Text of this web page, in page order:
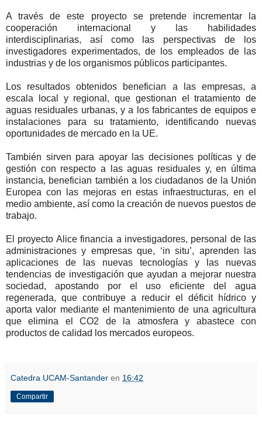
A través de este proyecto se pretende incrementar la
cooperación internacional y las habilidades
interdisciplinarias, así como las perspectivas de los
investigadores experimentados, de los empleados de las
industrias y de los organismos públicos participantes.
Los resultados obtenidos benefician a las empresas, a
escala local y regional, que gestionan el tratamiento de
aguas residuales urbanas, y a los fabricantes de equipos e
instalaciones para su tratamiento, identificando nuevas
oportunidades de mercado en la UE.
También sirven para apoyar las decisiones políticas y de
gestión con respecto a las aguas residuales y, en última
instancia, benefician también a los ciudadanos de la Unión
Europea con las mejoras en estas infraestructuras, en el
medio ambiente, así como la creación de nuevos puestos de
trabajo.
El proyecto Alice financia a investigadores, personal de las
administraciones y empresas que, ‘in situ’, aprenden las
aplicaciones de las nuevas tecnologías y las nuevas
tendencias de investigación que ayudan a mejorar nuestra
sociedad, apostando por el uso eficiente del agua
regenerada, que contribuye a reducir el déficit hídrico y
aporta valor mediante el mantenimiento de una agricultura
que elimina el CO2 de la atmosfera y abastece con
productos de calidad los mercados europeos.
Catedra UCAM-Santander en 16:42
Compartir